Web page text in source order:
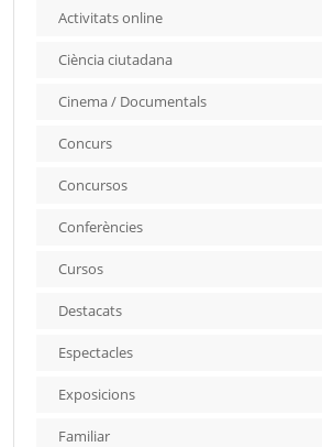
Activitats online
Ciència ciutadana
Cinema / Documentals
Concurs
Concursos
Conferències
Cursos
Destacats
Espectacles
Exposicions
Familiar